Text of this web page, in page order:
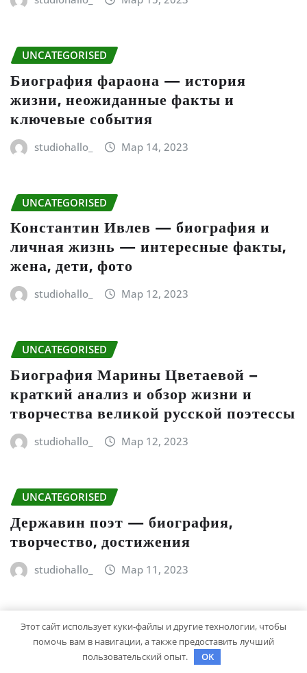
UNCATEGORISED
Биография фараона — история
жизни, неожиданные факты и
ключевые события
studiohallo_ Мар 14, 2023
UNCATEGORISED
Константин Ивлев — биография и
личная жизнь — интересные факты,
жена, дети, фото
studiohallo_ Мар 12, 2023
UNCATEGORISED
Биография Марины Цветаевой –
краткий анализ и обзор жизни и
творчества великой русской поэтессы
studiohallo_ Мар 12, 2023
UNCATEGORISED
Державин поэт — биография,
творчество, достижения
studiohallo_ Мар 11, 2023
Для отправки комментария вам необходимо
авторизоваться
Этот сайт использует куки-файлы и другие технологии, чтобы
помочь вам в навигации, а также предоставить лучший
пользовательский опыт.
OK